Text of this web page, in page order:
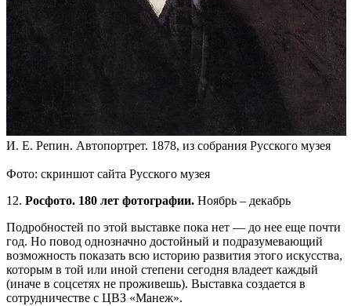
И. Е. Репин. Автопортрет. 1878, из собрания Русского музея
Фото: скриншот сайта Русского музея
12. Росфото. 180 лет фотографии. Ноябрь – декабрь
Подробностей по этой выставке пока нет — до нее еще почти
год. Но повод однозначно достойный и подразумевающий
возможность показать всю историю развития этого искусства,
которым в той или иной степени сегодня владеет каждый
(иначе в соцсетях не проживешь). Выставка создается в
сотрудничестве с ЦВЗ «Манеж».